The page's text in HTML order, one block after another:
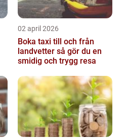
02 april 2026
Boka taxi till och från
landvetter så gör du en
smidig och trygg resa